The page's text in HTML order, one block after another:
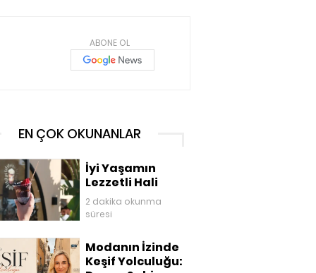
ABONE OL
EN ÇOK OKUNANLAR
İyi Yaşamın
Lezzetli Hali
2 dakika okunma
süresi
Modanın İzinde
Keşif Yolculuğu: